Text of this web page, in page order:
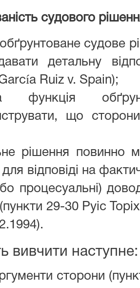
судового
судове
детальну
Ruiz v. Spain);
функція
що
рішення повинно
для відповіді на
процесуальні)
29-30 Руіс
вивчити наступне:
сторони